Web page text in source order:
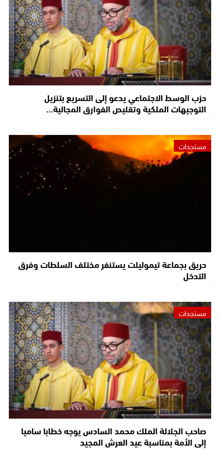
حزب الوسط الاجتماعي يدعو إلى التسريع بتنزيل
التوجيهات الملكية وتقليص الفوارق المجالية…
مستجدات
حريق بجماعة تيموليلت يستنفر مختلف السلطات وفرق
التدخل
مستجدات
صاحب الجلالة الملك محمد السادس يوجه خطابا ساميا
إلى الأمة بمناسبة عيد العرش المجيد